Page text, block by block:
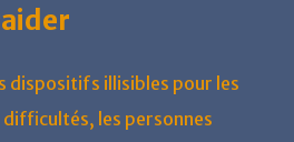
dispositifs illisibles pour les
difficultés, les personnes